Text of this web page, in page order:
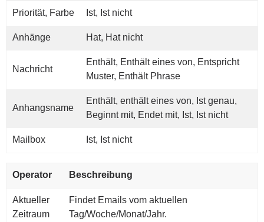
Priorität, Farbe Ist, Ist nicht
Anhänge Hat, Hat nicht
Nachricht
Enthält, Enthält eines von, Entspricht
Muster, Enthält Phrase
Anhangsname
Enthält, enthält eines von, Ist genau,
Beginnt mit, Endet mit, Ist, Ist nicht
Mailbox Ist, Ist nicht
Operator Beschreibung
Aktueller
Zeitraum
Findet Emails vom aktuellen
Tag/Woche/Monat/Jahr.